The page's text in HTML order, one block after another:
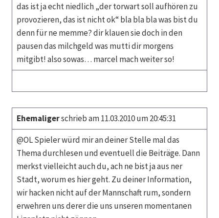
das ist ja echt niedlich „der torwart soll aufhören zu
provozieren, das ist nicht ok“ bla bla bla was bist du
denn für ne memme? dir klauen sie doch in den
pausen das milchgeld was mutti dir morgens
mitgibt! also sowas… marcel mach weiter so!
Ehemaligerschrieb am 11.03.2010 um 20:45:31
@OL Spieler würd mir an deiner Stelle mal das
Thema durchlesen und eventuell die Beiträge. Dann
merkst vielleicht auch du, ach ne bist ja aus ner
Stadt, worum es hier geht. Zu deiner Information,
wir hacken nicht auf der Mannschaft rum, sondern
erwehren uns derer die uns unseren momentanen